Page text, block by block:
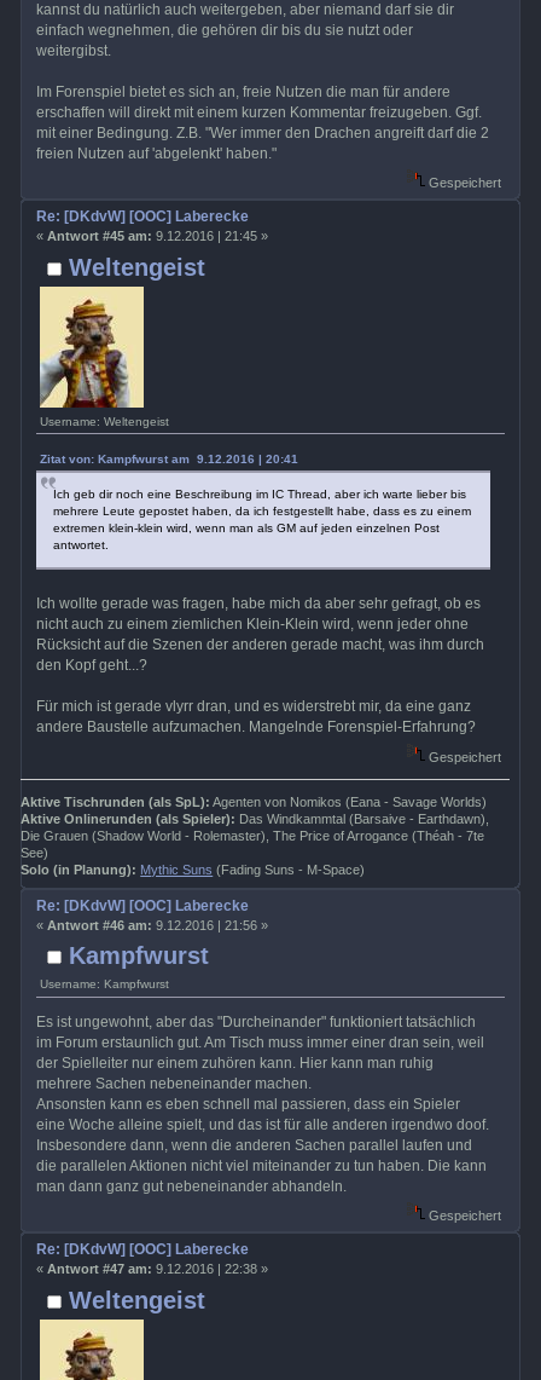
kannst du natürlich auch weitergeben, aber niemand darf sie dir
einfach wegnehmen, die gehören dir bis du sie nutzt oder
weitergibst.
Im Forenspiel bietet es sich an, freie Nutzen die man für andere
erschaffen will direkt mit einem kurzen Kommentar freizugeben. Ggf.
mit einer Bedingung. Z.B. "Wer immer den Drachen angreift darf die 2
freien Nutzen auf 'abgelenkt' haben."
Gespeichert
Weltengeist
Username: Weltengeist
Re: [DKdvW] [OOC] Laberecke
« Antwort #45 am: 9.12.2016 | 21:45 »
Zitat von: Kampfwurst am 9.12.2016 | 20:41
Ich geb dir noch eine Beschreibung im IC Thread, aber ich warte lieber bis
mehrere Leute gepostet haben, da ich festgestellt habe, dass es zu einem
extremen klein-klein wird, wenn man als GM auf jeden einzelnen Post
antwortet.
Ich wollte gerade was fragen, habe mich da aber sehr gefragt, ob es
nicht auch zu einem ziemlichen Klein-Klein wird, wenn jeder ohne
Rücksicht auf die Szenen der anderen gerade macht, was ihm durch
den Kopf geht...?
Für mich ist gerade vlyrr dran, und es widerstrebt mir, da eine ganz
andere Baustelle aufzumachen. Mangelnde Forenspiel-Erfahrung?
Gespeichert
Aktive Tischrunden (als SpL): Agenten von Nomikos (Eana - Savage Worlds)
Aktive Onlinerunden (als Spieler): Das Windkammtal (Barsaive - Earthdawn),
Die Grauen (Shadow World - Rolemaster), The Price of Arrogance (Théah - 7te
See)
Solo (in Planung): Mythic Suns (Fading Suns - M-Space)
Kampfwurst
Username: Kampfwurst
Re: [DKdvW] [OOC] Laberecke
« Antwort #46 am: 9.12.2016 | 21:56 »
Es ist ungewohnt, aber das "Durcheinander" funktioniert tatsächlich
im Forum erstaunlich gut. Am Tisch muss immer einer dran sein, weil
der Spielleiter nur einem zuhören kann. Hier kann man ruhig
mehrere Sachen nebeneinander machen.
Ansonsten kann es eben schnell mal passieren, dass ein Spieler
eine Woche alleine spielt, und das ist für alle anderen irgendwo doof.
Insbesondere dann, wenn die anderen Sachen parallel laufen und
die parallelen Aktionen nicht viel miteinander zu tun haben. Die kann
man dann ganz gut nebeneinander abhandeln.
Gespeichert
Weltengeist
Re: [DKdvW] [OOC] Laberecke
« Antwort #47 am: 9.12.2016 | 22:38 »